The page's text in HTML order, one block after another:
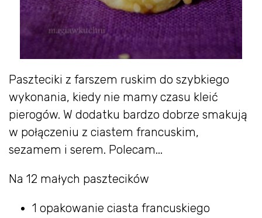
Paszteciki z farszem ruskim do szybkiego
wykonania, kiedy nie mamy czasu kleić
pierogów. W dodatku bardzo dobrze smakują
w połączeniu z ciastem francuskim,
sezamem i serem. Polecam...
Na 12 małych pasztecików
1 opakowanie ciasta francuskiego